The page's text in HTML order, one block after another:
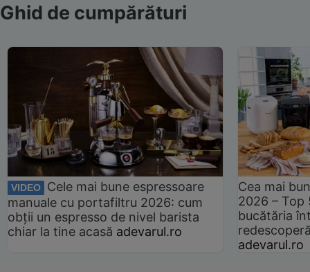
Ghid de cumpărături
VIDEO
Cele mai bune espressoare
manuale cu portafiltru 2026: cum
obții un espresso de nivel barista
chiar la tine acasă adevarul.ro
Cea mai
2026 –
bucătăria
adevarul.ro